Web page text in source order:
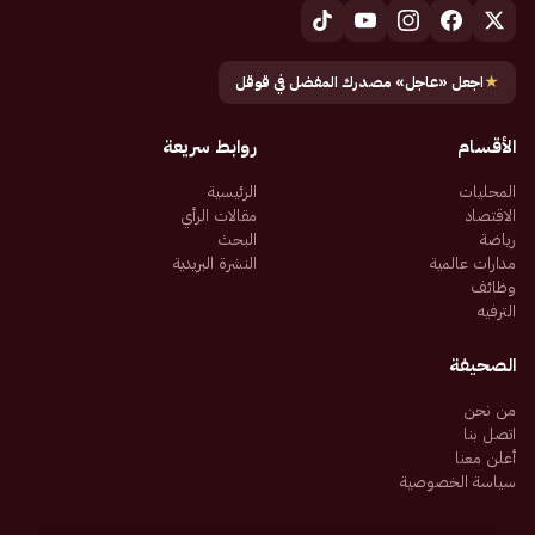
★اجعل «عاجل» مصدرك المفضل في قوقل
الأقسام
المحليات
الاقتصاد
رياضة
مدارات عالمية
وظائف
الترفيه
روابط سريعة
الرئيسية
مقالات الرأي
البحث
النشرة البريدية
الصحيفة
من نحن
اتصل بنا
أعلن معنا
سياسة الخصوصية